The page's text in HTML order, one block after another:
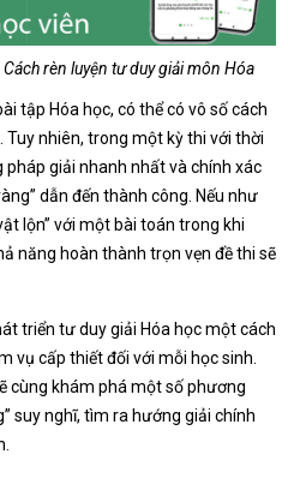
rèn luyện tư duy giải môn Hóa
tập Hóa học, có thể có vô số cách
Tuy nhiên, trong một kỳ thi với thời
giải nhanh nhất và chính xác
dẫn đến thành công. Nếu như
lộn” với một bài toán trong khi
năng hoàn thành trọn vẹn đề thi sẽ
triển tư duy giải Hóa học một cách
vụ cấp thiết đối với mỗi học sinh.
cùng khám phá một số phương
suy nghĩ, tìm ra hướng giải chính